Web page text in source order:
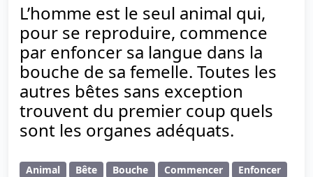
L’homme est le seul animal qui,
pour se reproduire, commence
par enfoncer sa langue dans la
bouche de sa femelle. Toutes les
autres bêtes sans exception
trouvent du premier coup quels
sont les organes adéquats.
Animal Bête Bouche Commencer
Enfoncer